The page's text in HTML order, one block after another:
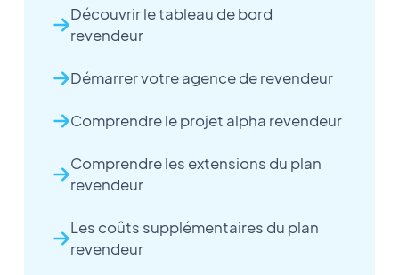
Découvrir le tableau de bord
revendeur
Démarrer votre agence de revendeur
Comprendre le projet alpha revendeur
Comprendre les extensions du plan
revendeur
Les coûts supplémentaires du plan
revendeur